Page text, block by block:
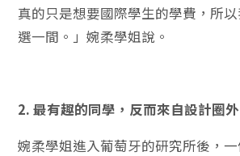
真的只是想要國際學生的學費，所
選一間。」婉柔學姐說。
2. 最有趣的同學，反而來自設計圈外
婉柔學姐進入葡萄牙的研究所後，